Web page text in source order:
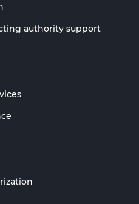
authority support